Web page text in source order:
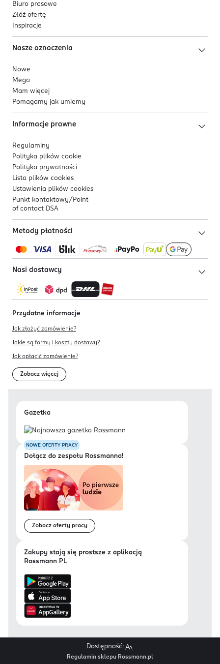
Biuro prasowe
Złóż ofertę
Inspiracje
Nasze oznaczenia
Nowe
Mega
Mam więcej
Pomagamy jak umiemy
Informacje prawne
Regulaminy
Polityka plików cookie
Polityka prywatności
Lista plików cookies
Ustawienia plików cookies
Punkt kontaktowy/ Point
of contact DSA
Metody płatności
Nasi dostawcy
Przydatne informacje
Jak złożyć zamówienie?
Jakie są formy i koszty dostawy?
Jak opłacić zamówienie?
Zobacz więcej
Gazetka
NOWE OFERTY PRACY
Dołącz do zespołu Rossmanna!
Zobacz oferty pracy
Zakupy stają się prostsze z aplikacją
Rossmann PL
Dostępność:
Regulamin sklepu Rossmann.pl